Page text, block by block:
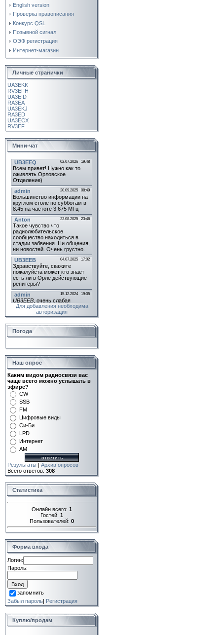
English version
Проверка правописания
Конкурс QSL
Позывной сигнал
ОЭФ регистрация
Интернет-магазин
Личные странички
UA3EKK
RV3EFH
UA3EID
RA3EA
UA3EKJ
RA3ED
UA3ECX
RV3EF
Мини-чат
Для добавления необходима
авторизация
Погода
Наш опрос
Каким видом радиосвязи вас
чаще всего можно услышать в
эфире?
CW
SSB
FM
Цифровые виды
Си-Би
LPD
Интернет
AM
Результаты | Архив опросов
Всего ответов: 308
Статистика
Онлайн всего: 1
Гостей: 1
Пользователей: 0
Форма входа
Логин:
Пароль:
запомнить
Забыл пароль| Регистрация
Куплю/продам